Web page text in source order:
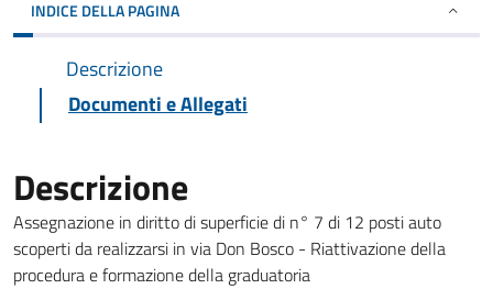
INDICE DELLA PAGINA
Descrizione
Documenti e Allegati
Descrizione
Assegnazione in diritto di superficie di n° 7 di 12 posti auto
scoperti da realizzarsi in via Don Bosco - Riattivazione della
procedura e formazione della graduatoria